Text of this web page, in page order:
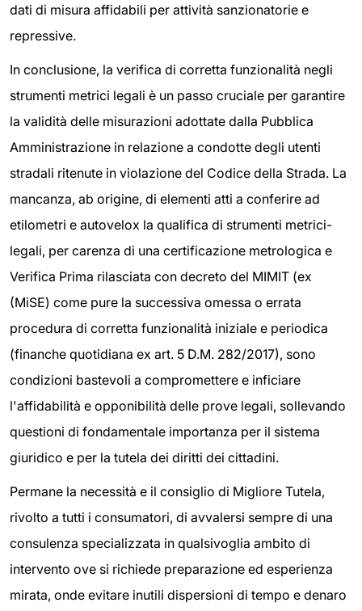
dati di misura affidabili per attività sanzionatorie e
repressive.
In conclusione, la verifica di corretta funzionalità negli
strumenti metrici legali è un passo cruciale per garantire
la validità delle misurazioni adottate dalla Pubblica
Amministrazione in relazione a condotte degli utenti
stradali ritenute in violazione del Codice della Strada. La
mancanza, ab origine, di elementi atti a conferire ad
etilometri e autovelox la qualifica di strumenti metrici-
legali, per carenza di una certificazione metrologica e
Verifica Prima rilasciata con decreto del MIMIT (ex
(MiSE) come pure la successiva omessa o errata
procedura di corretta funzionalità iniziale e periodica
(finanche quotidiana ex art. 5 D.M. 282/2017), sono
condizioni bastevoli a compromettere e inficiare
l'affidabilità e opponibilità delle prove legali, sollevando
questioni di fondamentale importanza per il sistema
giuridico e per la tutela dei diritti dei cittadini.
Permane la necessità e il consiglio di Migliore Tutela,
rivolto a tutti i consumatori, di avvalersi sempre di una
consulenza specializzata in qualsivoglia ambito di
intervento ove si richiede preparazione ed esperienza
mirata, onde evitare inutili dispersioni di tempo e denaro